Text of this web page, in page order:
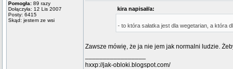
Pomogła: 89 razy
Dołączyła: 12 Lis 2007
Posty: 6415
Skąd: jestem ze wsi
kira napisał/a:
- to która sałatka jest dla wegetarian, a która
Zawsze mówię, że ja nie jem jak normalni ludzie.
hxxp://jak-obloki.blogspot.com/